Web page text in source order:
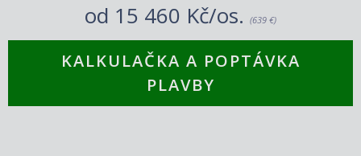
od 15 460 Kč/os. (639 €)
KALKULAČKA A POPTÁVKA
PLAVBY